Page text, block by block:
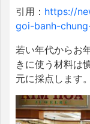
引用： https://
goi-banh-
若い年代からお
きに使う材料は
元に採点します。